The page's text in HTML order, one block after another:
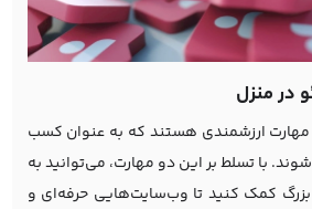
ارزشمندی هستند که به عنوان کسب
با تسلط بر این دو مهارت، می‌توانید به
کمک کنید تا وب‌سایت‌هایی حرفه‌ای و